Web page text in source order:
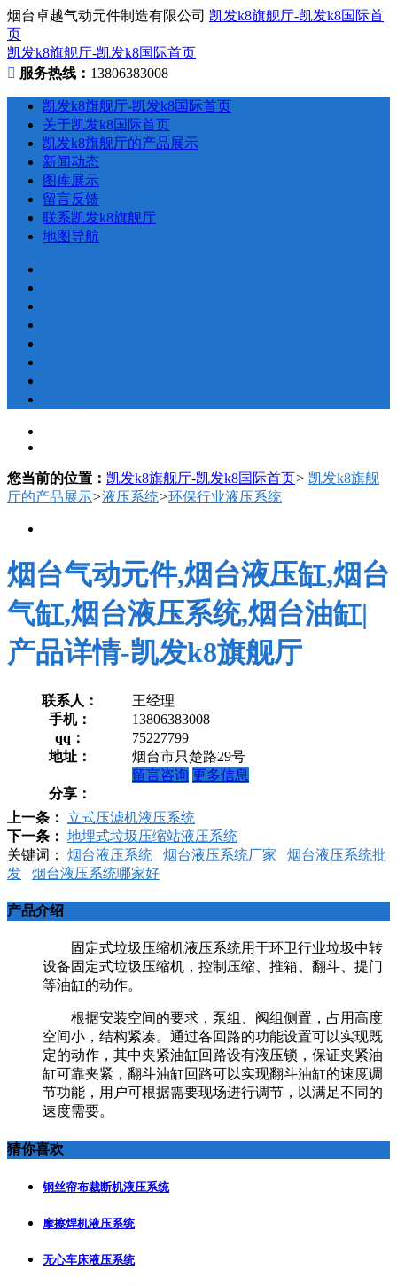
烟台卓越气动元件制造有限公司 凯发k8旗舰厅-凯发k8国际首
页
凯发k8旗舰厅-凯发k8国际首页
服务热线： 13806383008
凯发k8旗舰厅-凯发k8国际首页
关于凯发k8国际首页
凯发k8旗舰厅的产品展示
新闻动态
图库展示
留言反馈
联系凯发k8旗舰厅
地图导航
您当前的位置： 凯发k8旗舰厅-凯发k8国际首页> 凯发k8旗舰
厅的产品展示>液压系统>环保行业液压系统
烟台气动元件,烟台液压缸,烟台
气缸,烟台液压系统,烟台油缸|
产品详情-凯发k8旗舰厅
联系人：
王经理
手机：
13806383008
qq：
75227799
地址：
烟台市只楚路29号
留言咨询 更多信息
分享：
上一条：
立式压滤机液压系统
下一条： 地埋式垃圾压缩站液压系统
关键词： 烟台液压系统 烟台液压系统厂家
烟台液压系统批
发
烟台液压系统哪家好
产品介绍
固定式垃圾压缩机液压系统用于环卫行业垃圾中转
设备固定式垃圾压缩机，控制压缩、推箱、翻斗、提门
等油缸的动作。
根据安装空间的要求，泵组、阀组侧置，占用高度
空间小，结构紧凑。通过各回路的功能设置可以实现既
定的动作，其中夹紧油缸回路设有液压锁，保证夹紧油
缸可靠夹紧，翻斗油缸回路可以实现翻斗油缸的速度调
节功能，用户可根据需要现场进行调节，以满足不同的
速度需要。
猜你喜欢
钢丝帘布裁断机液压系统
摩擦焊机液压系统
无心车床液压系统